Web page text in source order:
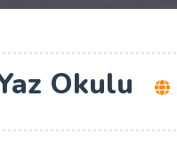
Okulu